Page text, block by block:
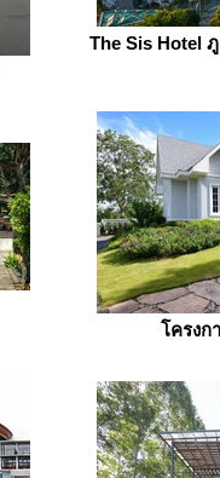
The Sis Hotel
โครงก